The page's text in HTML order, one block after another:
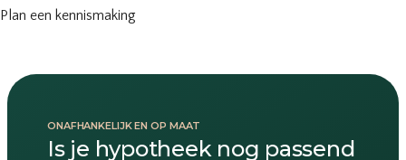
Plan een kennismaking
ONAFHANKELIJK EN OP MAAT
Is je hypotheek nog passend